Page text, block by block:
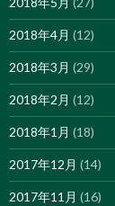
2018年4月 (12)
2018年3月 (29)
2018年2月 (12)
2018年1月 (18)
2017年12月 (14)
2017年11月 (16)